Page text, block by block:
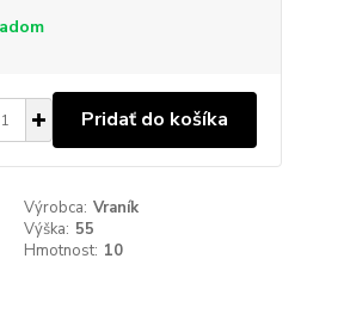
Pridať do košíka
Výrobca: Vraník
Výška: 55
Hmotnost: 10